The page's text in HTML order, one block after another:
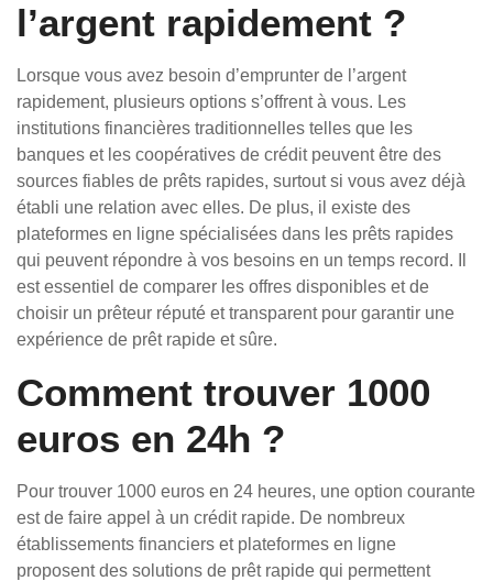
l’argent rapidement ?
Lorsque vous avez besoin d’emprunter de l’argent
rapidement, plusieurs options s’offrent à vous. Les
institutions financières traditionnelles telles que les
banques et les coopératives de crédit peuvent être des
sources fiables de prêts rapides, surtout si vous avez déjà
établi une relation avec elles. De plus, il existe des
plateformes en ligne spécialisées dans les prêts rapides
qui peuvent répondre à vos besoins en un temps record. Il
est essentiel de comparer les offres disponibles et de
choisir un prêteur réputé et transparent pour garantir une
expérience de prêt rapide et sûre.
Comment trouver 1000
euros en 24h ?
Pour trouver 1000 euros en 24 heures, une option courante
est de faire appel à un crédit rapide. De nombreux
établissements financiers et plateformes en ligne
proposent des solutions de prêt rapide qui permettent